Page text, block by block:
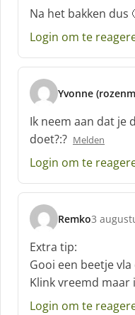
e
f
Na het bakken dus
Login om te
Yvonne
s
c
h
r
e
f
Ik neem aan dat je
doet?:? Melden
Login om te
Remko
s
c
h
r
e
e
3
Extra tip:
Gooi een beetje
Klink vreemd maar
Login om te